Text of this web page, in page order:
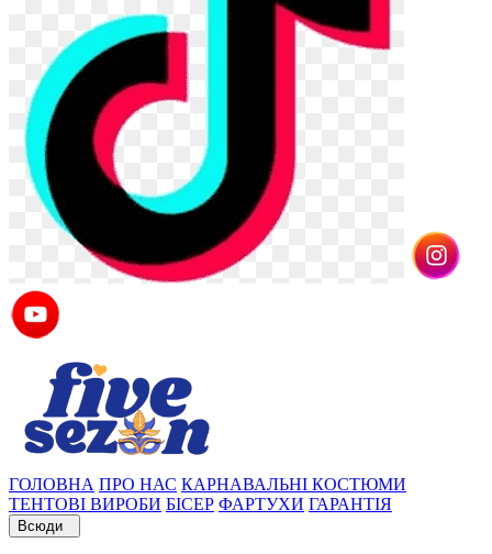
ГОЛОВНА ПРО НАС КАРНАВАЛЬНІ КОСТЮМИ
ТЕНТОВІ ВИРОБИ БІСЕР ФАРТУХИ ГАРАНТІЯ
Всюди